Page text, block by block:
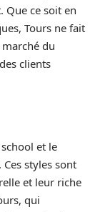
Que ce soit en
Tours ne fait
du
clients
et le
styles sont
et leur riche
qui